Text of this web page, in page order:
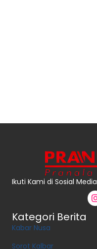
Ikuti Kami di Sosial Media
Kategori Berita
Kabar Nusa
Sorot Kalbar